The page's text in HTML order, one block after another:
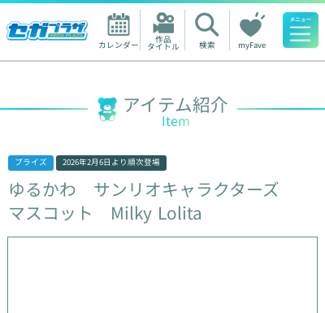
カレンダー 作品
タイトル 検索 myFave
人気ワード
アイテム紹介
Item
プライズ 2026年2月6日 より順次登場
ゆるかわ
サンリオキャラクターズ
マスコット
Milky Lolita